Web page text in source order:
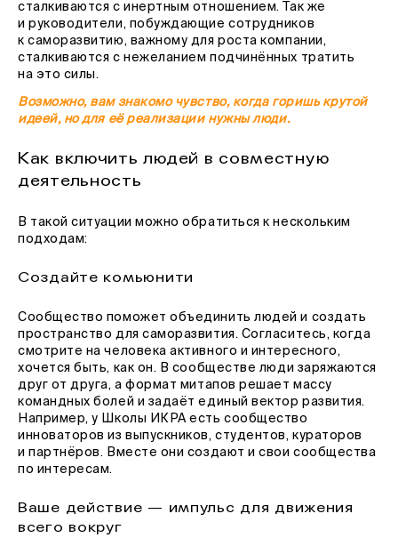
сталкиваются с инертным отношением. Так же
и руководители, побуждающие сотрудников
к саморазвитию, важному для роста компании,
сталкиваются с нежеланием подчинённых тратить
на это силы.
Возможно, вам знакомо чувство, когда горишь крутой
идеей, но для её реализации нужны люди.
Как включить людей в совместную
деятельность
В такой ситуации можно обратиться к нескольким
подходам:
Создайте комьюнити
Сообщество поможет объединить людей и создать
пространство для саморазвития. Согласитесь, когда
смотрите на человека активного и интересного,
хочется быть, как он. В сообществе люди заряжаются
друг от друга, а формат митапов решает массу
командных болей и задаёт единый вектор развития.
Например, у Школы ИКРА есть сообщество
инноваторов из выпускников, студентов, кураторов
и партнёров. Вместе они создают и свои сообщества
по интересам.
Ваше действие — импульс для движения
всего вокруг